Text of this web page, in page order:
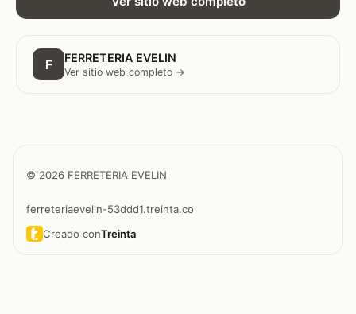
F FERRETERIA EVELIN
Ver sitio web completo →
© 2026 FERRETERIA EVELIN
ferreteriaevelin-53ddd1.treinta.co
Creado conTreinta